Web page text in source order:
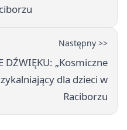
Następny >>
DŹWIĘKU: „Kosmiczne
dla dzieci w
Raciborzu